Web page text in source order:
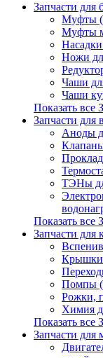
Запчасти для
Муфты
Муфты
Ножи
Чаши
Чаши
Показать все
Запчасти для
Аноды
ТЭНы
Показать все
Запчасти для
Крышки
Помпы
Рожки,
Химия
Показать все
Запчасти